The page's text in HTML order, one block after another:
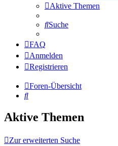
Aktive Themen
Suche
FAQ
Anmelden
Registrieren
Foren-Übersicht
Suche
Aktive Themen
Zur erweiterten Suche